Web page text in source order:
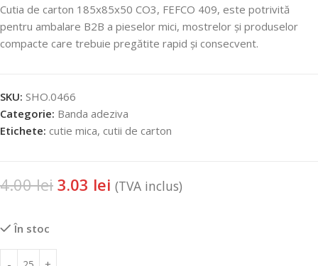
Cutia de carton 185x85x50 CO3, FEFCO 409, este potrivită
pentru ambalare B2B a pieselor mici, mostrelor și produselor
compacte care trebuie pregătite rapid și consecvent.
SKU: SHO.0466
Categorie: Banda adeziva
Etichete: cutie mica, cutii de carton
4.00lei 3.03 lei (TVA inclus)
În stoc